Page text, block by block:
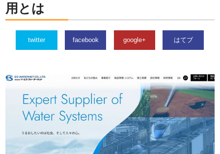
用とは
twitter facebook google+ はてブ